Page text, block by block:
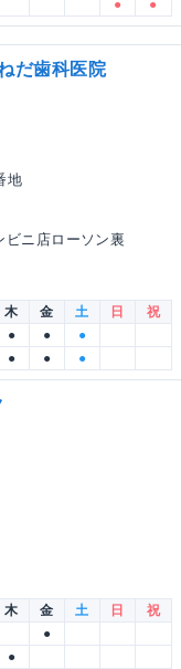
● ●
だ歯科医院
地
ニ店ローソン裏
木 金 土 日
祝
● ●
●
● ● ●
木 金 土 日
祝
●
●